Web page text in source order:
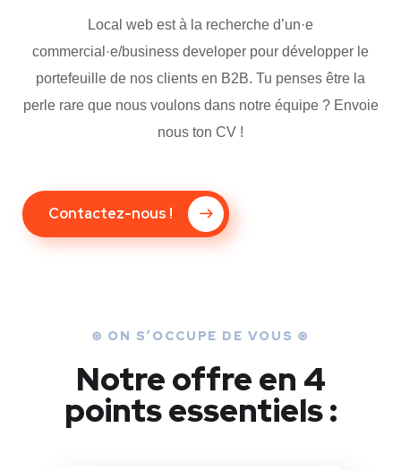
Local web est à la recherche d’un·e
commercial·e/business developer pour développer le
portefeuille de nos clients en B2B. Tu penses être la
perle rare que nous voulons dans notre équipe ? Envoie
nous ton CV !
Contactez-nous !
⊛ ON S’OCCUPE DE VOUS ⊛
Notre offre en 4
points essentiels :